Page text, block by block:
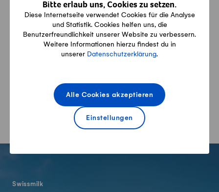
Bitte erlaub uns, Cookies zu setzen.
Diese Internetseite verwendet Cookies für die Analyse
und Statistik. Cookies helfen uns, die
Benutzerfreundlichkeit unserer Website zu verbessern.
Weitere Informationen hierzu findest du in
unserer Datenschutzerklärung.
Einstellungen
Alle Cookies akzeptieren
beat-kaempf@hotmail.com
079 241 36 80
079 427 07 01
Alle Angaben erfolgen ohne Gewähr auf Vollständigkeit,
Richtigkeit und Aktualität.
Swissmilk